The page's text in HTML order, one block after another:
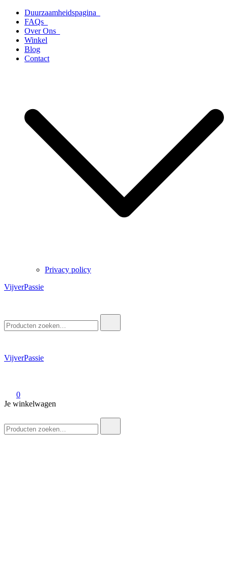
naar
inhoud
Duurzaamheidspagina
FAQs
Over Ons
Winkel
Blog
Contact
Privacy policy
VijverPassie
naar:
VijverPassie
0
Je winkelwagen
naar: